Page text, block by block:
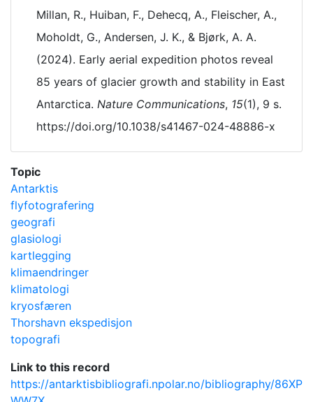
Millan, R., Huiban, F., Dehecq, A., Fleischer, A.,
Moholdt, G., Andersen, J. K., & Bjørk, A. A.
(2024). Early aerial expedition photos reveal
85 years of glacier growth and stability in East
Antarctica. Nature Communications, 15(1), 9 s.
https://doi.org/10.1038/s41467-024-48886-x
Topic
Antarktis
flyfotografering
geografi
glasiologi
kartlegging
klimaendringer
klimatologi
kryosfæren
Thorshavn ekspedisjon
topografi
Link to this record
https://antarktisbibliografi.npolar.no/bibliography/86XP